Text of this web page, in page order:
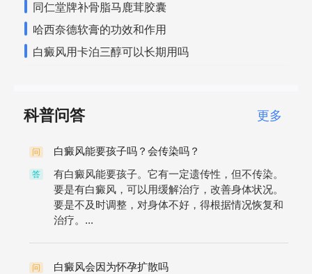
同仁堂牌补骨脂马鹿茸胶囊
哈西奈德软膏的功效和作用
白癜风用卡泊三醇可以长期用吗
科普问答 更多
问 白癜风能要孩子吗？会传染吗？
答
有白癜风能要孩子。它有一定遗传性，但不传染。
要是有白癜风，可以用缓解治疗，改善身体状况。
要是不及时调整，对身体不好，得根据情况恢复和
治疗。...
问 白癜风会因为怀孕扩散吗